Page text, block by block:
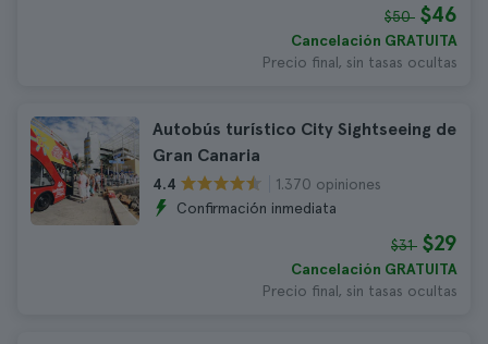
$50 $46
Cancelación GRATUITA
Precio final, sin tasas ocultas
Autobús turístico City Sightseeing de
Gran Canaria
4.4
1.370 opiniones
Confirmación inmediata
$31 $29
Cancelación GRATUITA
Precio final, sin tasas ocultas